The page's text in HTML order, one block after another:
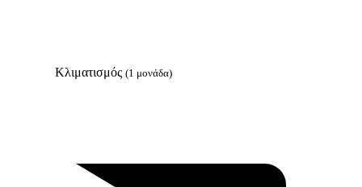
Κλιματισμός (1 μονάδα)